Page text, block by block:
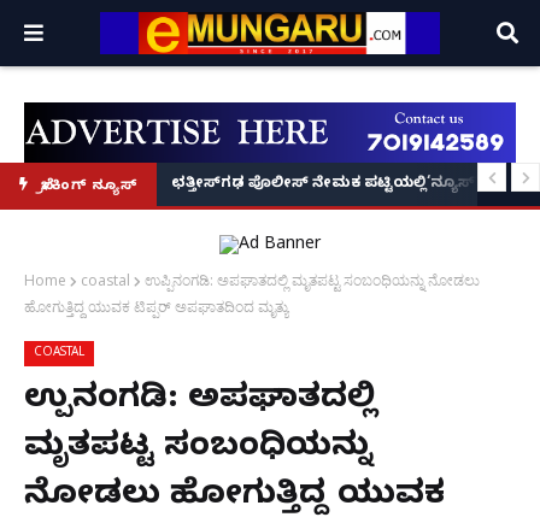
ಬ್ರೇಕಿಂಗ್ ನ್ಯೂಸ್
ಭಾರತದ ರೇಣು ಧರಿಯಾಲ್!
ಲೋಕಾರ್ಪಣೆ – ನಟ ಚೇತನ್ ಅಹಿಂಸಾಛತ್ತೀಸ್‌ಗಢ ಪೊಲೀಸ್ ನೇಮಕ ಪಟ್ಟಿಯಲ್ಲಿ‘ನ್ಯೂಸ್’, ‘ಭಕ್ತ
Home coastal
ಉಪ್ಪಿನಂಗಡಿ: ಅಪಘಾತದಲ್ಲಿ ಮೃತಪಟ್ಟ ಸಂಬಂಧಿಯನ್ನು ನೋಡಲು
ಹೋಗುತ್ತಿದ್ದ ಯುವಕ ಟಿಪ್ಪರ್ ಅಪಘಾತದಿಂದ ಮೃತ್ಯು
COASTAL
ಉಪ್ಪಿನಂಗಡಿ: ಅಪಘಾತದಲ್ಲಿ
ಮೃತಪಟ್ಟ ಸಂಬಂಧಿಯನ್ನು
ನೋಡಲು ಹೋಗುತ್ತಿದ್ದ ಯುವಕ